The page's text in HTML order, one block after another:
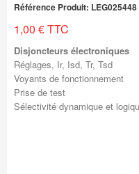
Référence Produit: LEG025448
1,00 € TTC
Disjoncteurs électroniques
Réglages, Ir, Isd, Tr, Tsd
Voyants de fonctionnement
Prise de test
Sélectivité dynamique et